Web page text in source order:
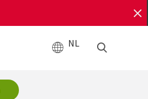
NL